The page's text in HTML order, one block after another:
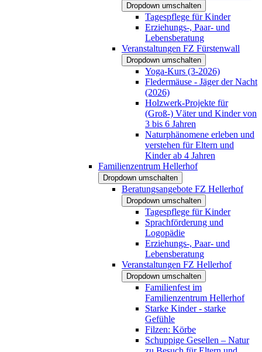
Dropdown umschalten
Tagespflege für Kinder
Erziehungs-, Paar- und
Lebensberatung
Veranstaltungen FZ Fürstenwall
Dropdown umschalten
Yoga-Kurs (3-2026)
Fledermäuse - Jäger der Nacht
(2026)
Holzwerk-Projekte für
(Groß-) Väter und Kinder von
3 bis 6 Jahren
Naturphänomene erleben und
verstehen für Eltern und
Kinder ab 4 Jahren
Familienzentrum Hellerhof
Dropdown umschalten
Beratungsangebote FZ Hellerhof
Dropdown umschalten
Tagespflege für Kinder
Sprachförderung und
Logopädie
Erziehungs-, Paar- und
Lebensberatung
Veranstaltungen FZ Hellerhof
Dropdown umschalten
Familienfest im
Familienzentrum Hellerhof
Starke Kinder - starke
Gefühle
Filzen: Körbe
Schuppige Gesellen – Natur